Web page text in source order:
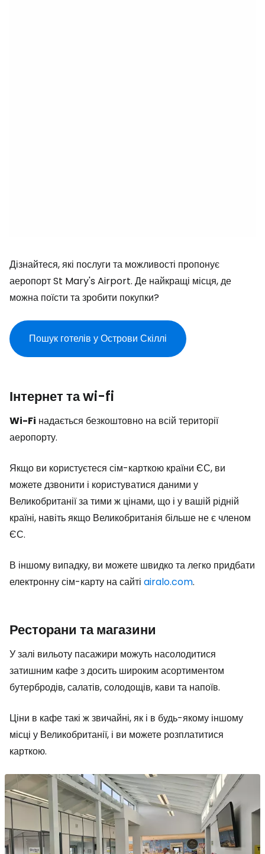
Дізнайтеся, які послуги та можливості пропонує
аеропорт St Mary's Airport. Де найкращі місця, де
можна поїсти та зробити покупки?
Пошук готелів у Острови Скіллі
Інтернет та wi-fi
Wi-Fi надається безкоштовно на всій території
аеропорту.
Якщо ви користуєтеся сім-карткою країни ЄС, ви
можете дзвонити і користуватися даними у
Великобританії за тими ж цінами, що і у вашій рідній
країні, навіть якщо Великобританія більше не є членом
ЄС.
В іншому випадку, ви можете швидко та легко придбати
електронну сім-карту на сайті airalo.com.
Ресторани та магазини
У залі вильоту пасажири можуть насолодитися
затишним кафе з досить широким асортиментом
бутербродів, салатів, солодощів, кави та напоїв.
Ціни в кафе такі ж звичайні, як і в будь-якому іншому
місці у Великобританії, і ви можете розплатитися
карткою.